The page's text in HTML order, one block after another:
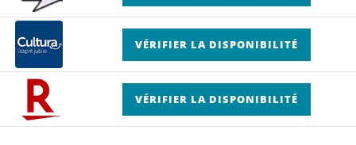
VÉRIFIER LA DISPONIBILITÉ
VÉRIFIER LA DISPONIBILITÉ